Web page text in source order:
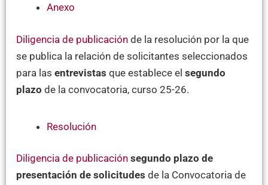
Anexo
Diligencia de publicación de la resolución por la que
se publica la relación de solicitantes seleccionados
para las entrevistas que establece el segundo
plazo de la convocatoria, curso 25-26.
Resolución
Diligencia de publicación segundo plazo de
presentación de solicitudes de la Convocatoria de